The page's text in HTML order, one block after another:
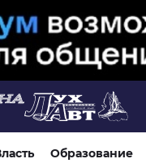
Образование